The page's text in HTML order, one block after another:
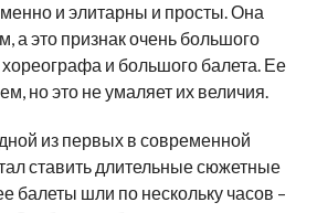
и элитарны и просты. Она
а это признак очень большого
и большого балета. Ее
но это не умаляет их величия.
из первых в современной
ставить длительные сюжетные
балеты шли по нескольку часов –